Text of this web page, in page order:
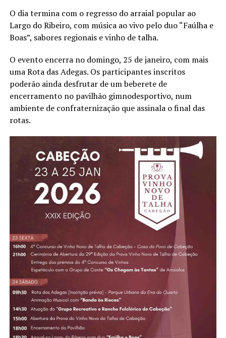
O dia termina com o regresso do arraial popular ao
Largo do Ribeiro, com música ao vivo pelo duo “Faúlha e
Boas”, sabores regionais e vinho de talha.
O evento encerra no domingo, 25 de janeiro, com mais
uma Rota das Adegas. Os participantes inscritos
poderão ainda desfrutar de um beberete de
encerramento no pavilhão gimnodesportivo, num
ambiente de confraternização que assinala o final das
rotas.